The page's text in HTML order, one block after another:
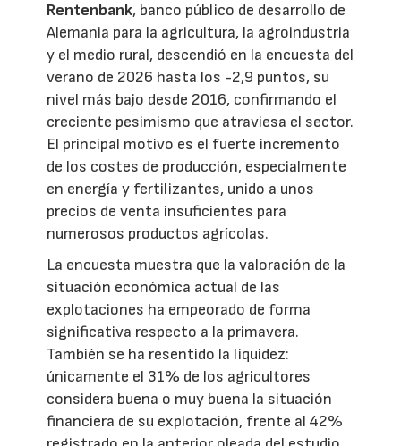
Rentenbank, banco público de desarrollo de
Alemania para la agricultura, la agroindustria
y el medio rural, descendió en la encuesta del
verano de 2026 hasta los -2,9 puntos, su
nivel más bajo desde 2016, confirmando el
creciente pesimismo que atraviesa el sector.
El principal motivo es el fuerte incremento
de los costes de producción, especialmente
en energía y fertilizantes, unido a unos
precios de venta insuficientes para
numerosos productos agrícolas.
La encuesta muestra que la valoración de la
situación económica actual de las
explotaciones ha empeorado de forma
significativa respecto a la primavera.
También se ha resentido la liquidez:
únicamente el 31% de los agricultores
considera buena o muy buena la situación
financiera de su explotación, frente al 42%